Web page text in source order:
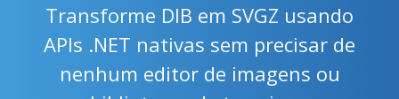
Transforme DIB em SVGZ usando
APIs .NET nativas sem precisar de
nenhum editor de imagens ou